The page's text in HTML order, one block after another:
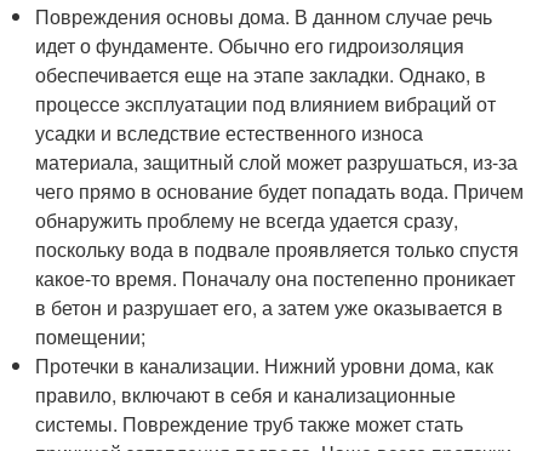
Повреждения основы дома. В данном случае речь
идет о фундаменте. Обычно его гидроизоляция
обеспечивается еще на этапе закладки. Однако, в
процессе эксплуатации под влиянием вибраций от
усадки и вследствие естественного износа
материала, защитный слой может разрушаться, из-за
чего прямо в основание будет попадать вода. Причем
обнаружить проблему не всегда удается сразу,
поскольку вода в подвале проявляется только спустя
какое-то время. Поначалу она постепенно проникает
в бетон и разрушает его, а затем уже оказывается в
помещении;
Протечки в канализации. Нижний уровни дома, как
правило, включают в себя и канализационные
системы. Повреждение труб также может стать